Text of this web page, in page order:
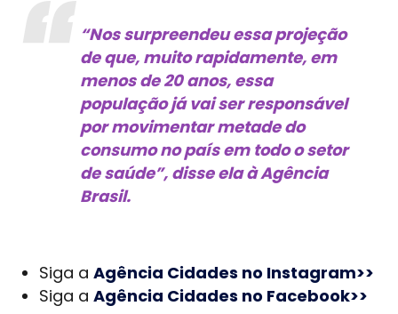
“Nos surpreendeu essa projeção
de que, muito rapidamente, em
menos de 20 anos, essa
população já vai ser responsável
por movimentar metade do
consumo no país em todo o setor
de saúde”, disse ela à Agência
Brasil.
Siga a Agência Cidades no Instagram>>
Siga a Agência Cidades no Facebook>>